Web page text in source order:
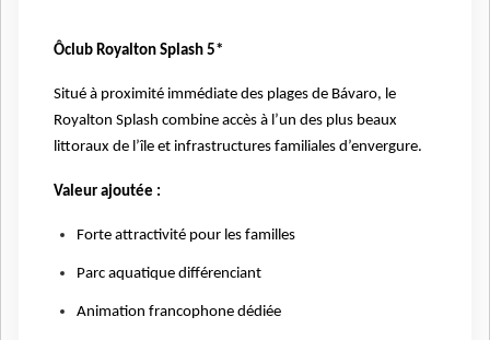
Ôclub Royalton Splash 5*
Situé à proximité immédiate des plages de Bávaro, le
Royalton Splash combine accès à l’un des plus beaux
littoraux de l’île et infrastructures familiales d’envergure.
Valeur ajoutée :
Forte attractivité pour les familles
Parc aquatique différenciant
Animation francophone dédiée